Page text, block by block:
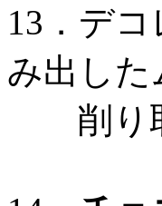
13．デ
み出した
削り取